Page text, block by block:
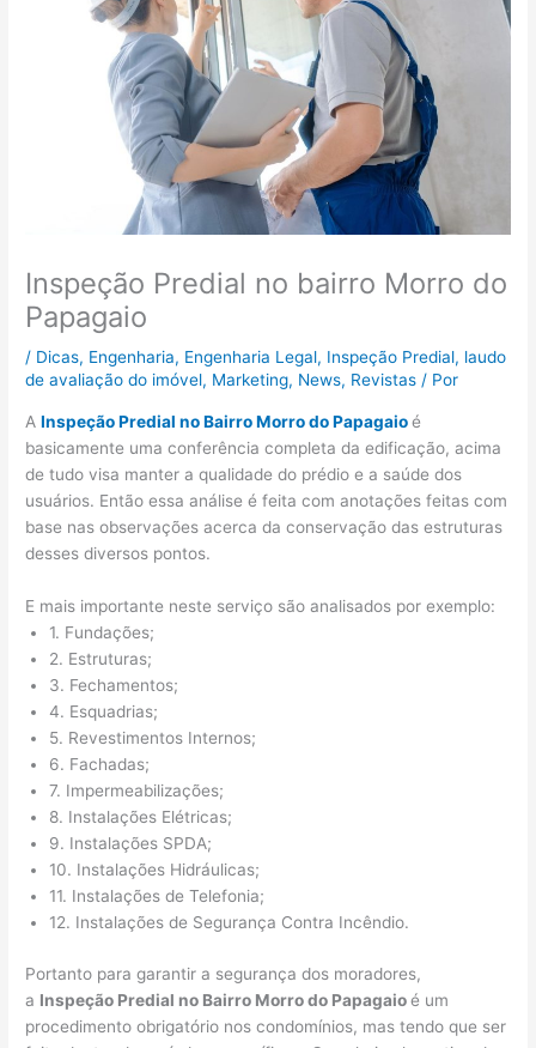
Inspeção Predial no bairro Morro do
Papagaio
/ Dicas, Engenharia, Engenharia Legal, Inspeção Predial, laudo
de avaliação do imóvel, Marketing, News, Revistas / Por
AInspeção Predial no Bairro Morro do Papagaioé
basicamente uma conferência completa da edificação, acima
de tudo visa manter a qualidade do prédio e a saúde dos
usuários. Então essa análise é feita com anotações feitas com
base nas observações acerca da conservação das estruturas
desses diversos pontos.
E mais importante neste serviço são analisados por exemplo:
1. Fundações;
2. Estruturas;
3. Fechamentos;
4. Esquadrias;
5. Revestimentos Internos;
6. Fachadas;
7. Impermeabilizações;
8. Instalações Elétricas;
9. Instalações SPDA;
10. Instalações Hidráulicas;
11. Instalações de Telefonia;
12. Instalações de Segurança Contra Incêndio.
Portanto para garantir a segurança dos moradores,
a Inspeção Predial no Bairro Morro do Papagaioé um
procedimento obrigatório nos condomínios, mas tendo que ser